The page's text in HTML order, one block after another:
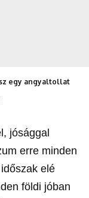
egy angyaltollat
jósággal
erre minden
elé
földi jóban